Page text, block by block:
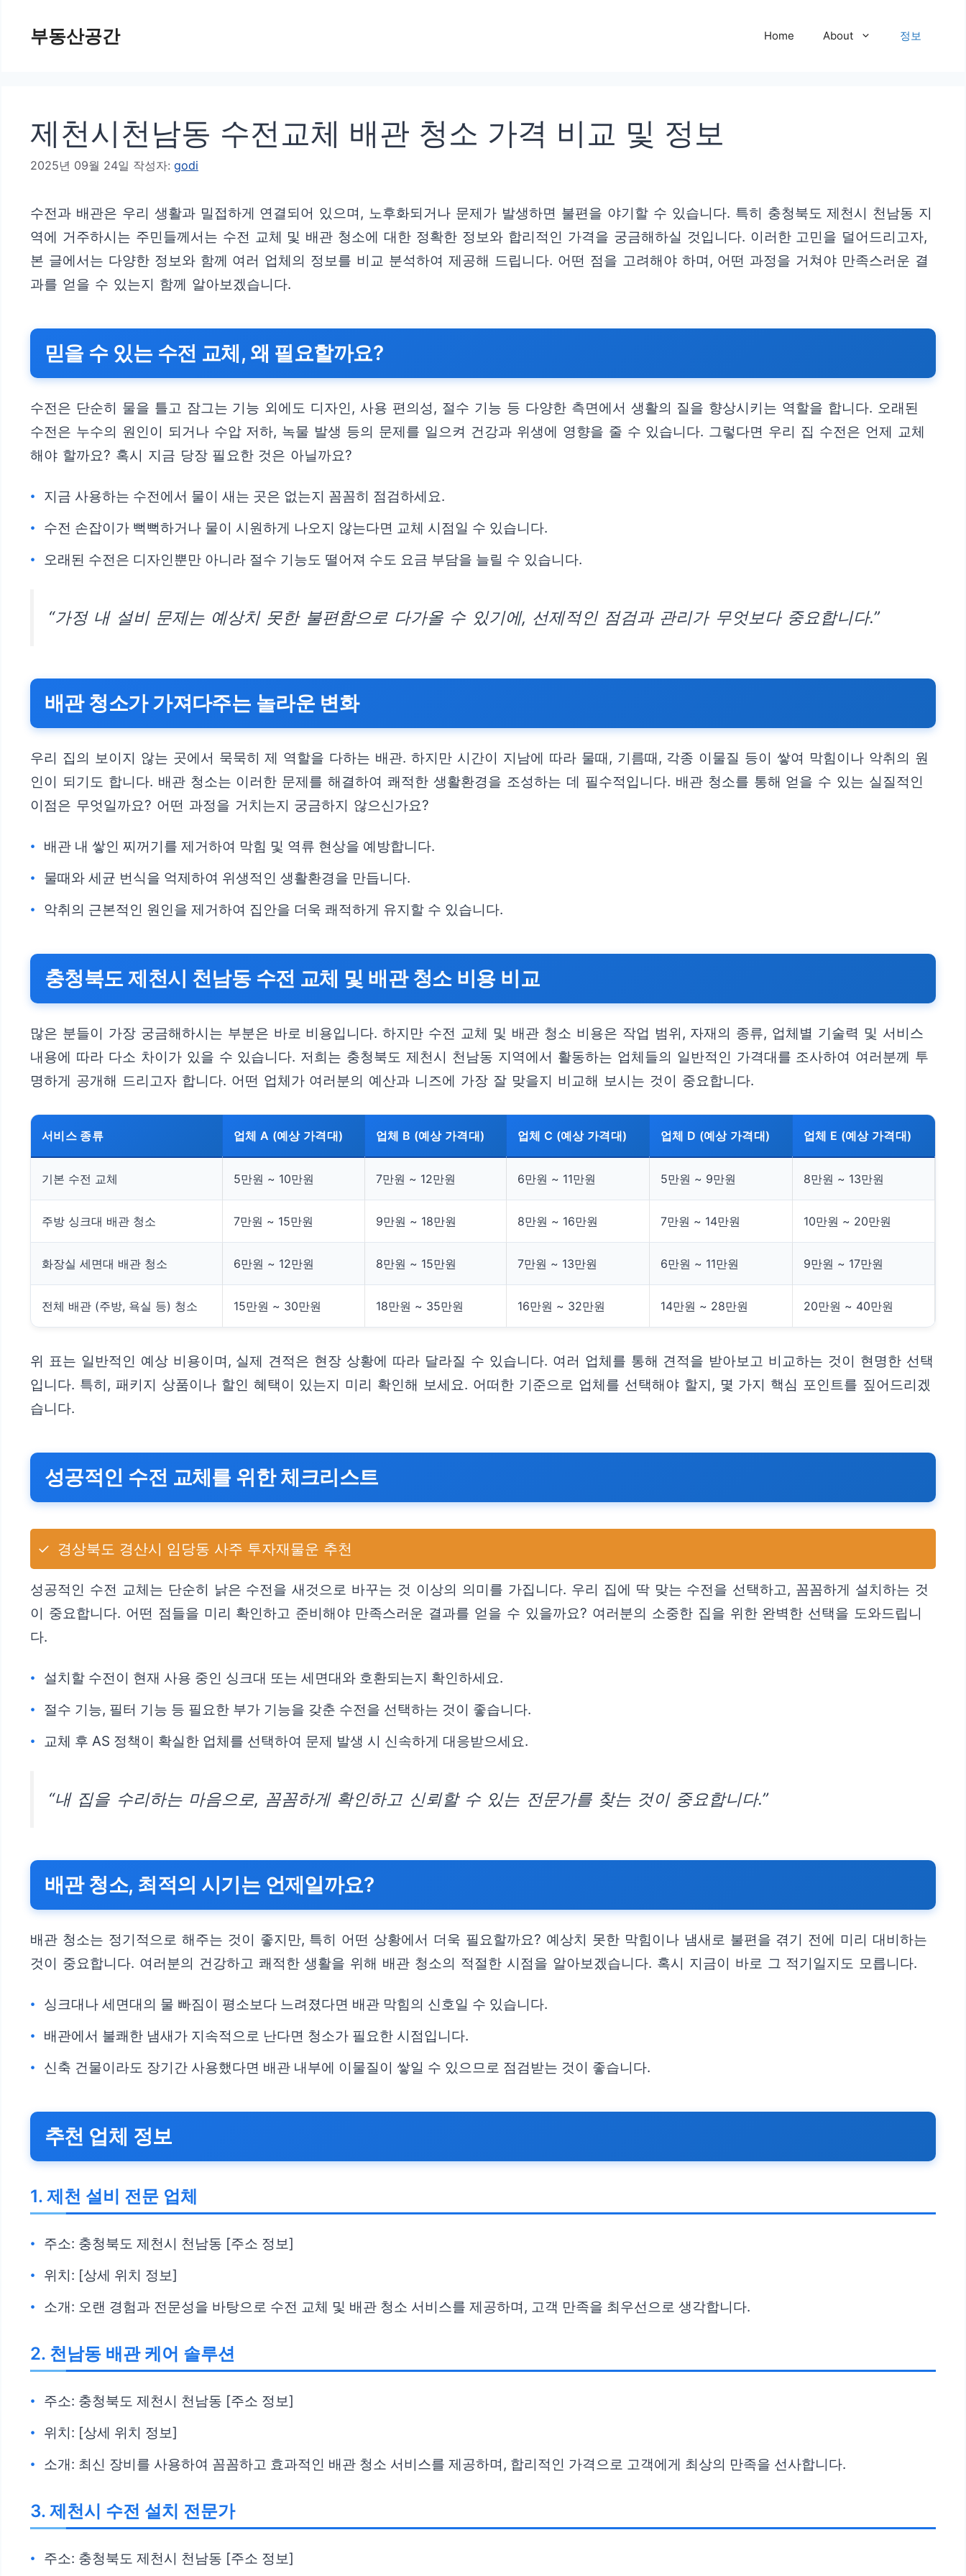
부동산공간 Home About 정보
제천시천남동 수전교체 배관 청소 가격 비교 및 정보
2025년 09월 24일 작성자: godi
수전과 배관은 우리 생활과 밀접하게 연결되어 있으며, 노후화되거나 문제가 발생하면 불편을 야기할 수 있습니다. 특히 충청북도 제천시 천남동 지
역에 거주하시는 주민들께서는 수전 교체 및 배관 청소에 대한 정확한 정보와 합리적인 가격을 궁금해하실 것입니다. 이러한 고민을 덜어드리고자,
본 글에서는 다양한 정보와 함께 여러 업체의 정보를 비교 분석하여 제공해 드립니다. 어떤 점을 고려해야 하며, 어떤 과정을 거쳐야 만족스러운 결
과를 얻을 수 있는지 함께 알아보겠습니다.
믿을 수 있는 수전 교체, 왜 필요할까요?
수전은 단순히 물을 틀고 잠그는 기능 외에도 디자인, 사용 편의성, 절수 기능 등 다양한 측면에서 생활의 질을 향상시키는 역할을 합니다. 오래된
수전은 누수의 원인이 되거나 수압 저하, 녹물 발생 등의 문제를 일으켜 건강과 위생에 영향을 줄 수 있습니다. 그렇다면 우리 집 수전은 언제 교체
해야 할까요? 혹시 지금 당장 필요한 것은 아닐까요?
지금 사용하는 수전에서 물이 새는 곳은 없는지 꼼꼼히 점검하세요.
수전 손잡이가 뻑뻑하거나 물이 시원하게 나오지 않는다면 교체 시점일 수 있습니다.
오래된 수전은 디자인뿐만 아니라 절수 기능도 떨어져 수도 요금 부담을 늘릴 수 있습니다.
“가정 내 설비 문제는 예상치 못한 불편함으로 다가올 수 있기에, 선제적인 점검과 관리가 무엇보다 중요합니다.”
배관 청소가 가져다주는 놀라운 변화
우리 집의 보이지 않는 곳에서 묵묵히 제 역할을 다하는 배관. 하지만 시간이 지남에 따라 물때, 기름때, 각종 이물질 등이 쌓여 막힘이나 악취의 원
인이 되기도 합니다. 배관 청소는 이러한 문제를 해결하여 쾌적한 생활환경을 조성하는 데 필수적입니다. 배관 청소를 통해 얻을 수 있는 실질적인
이점은 무엇일까요? 어떤 과정을 거치는지 궁금하지 않으신가요?
배관 내 쌓인 찌꺼기를 제거하여 막힘 및 역류 현상을 예방합니다.
물때와 세균 번식을 억제하여 위생적인 생활환경을 만듭니다.
악취의 근본적인 원인을 제거하여 집안을 더욱 쾌적하게 유지할 수 있습니다.
충청북도 제천시 천남동 수전 교체 및 배관 청소 비용 비교
많은 분들이 가장 궁금해하시는 부분은 바로 비용입니다. 하지만 수전 교체 및 배관 청소 비용은 작업 범위, 자재의 종류, 업체별 기술력 및 서비스
내용에 따라 다소 차이가 있을 수 있습니다. 저희는 충청북도 제천시 천남동 지역에서 활동하는 업체들의 일반적인 가격대를 조사하여 여러분께 투
명하게 공개해 드리고자 합니다. 어떤 업체가 여러분의 예산과 니즈에 가장 잘 맞을지 비교해 보시는 것이 중요합니다.
서비스 종류 업체 A (예상 가격대) 업체 B (예상 가격대) 업체 C (예상 가격대) 업체 D (예상 가격대) 업체 E (예상 가격대)
기본 수전 교체 5만원 ~ 10만원 7만원 ~ 12만원 6만원 ~ 11만원 5만원 ~ 9만원 8만원 ~ 13만원
주방 싱크대 배관 청소 7만원 ~ 15만원 9만원 ~ 18만원 8만원 ~ 16만원 7만원 ~ 14만원 10만원 ~ 20만원
화장실 세면대 배관 청소 6만원 ~ 12만원 8만원 ~ 15만원 7만원 ~ 13만원 6만원 ~ 11만원 9만원 ~ 17만원
전체 배관 (주방, 욕실 등) 청소 15만원 ~ 30만원 18만원 ~ 35만원 16만원 ~ 32만원 14만원 ~ 28만원 20만원 ~ 40만원
위 표는 일반적인 예상 비용이며, 실제 견적은 현장 상황에 따라 달라질 수 있습니다. 여러 업체를 통해 견적을 받아보고 비교하는 것이 현명한 선택
입니다. 특히, 패키지 상품이나 할인 혜택이 있는지 미리 확인해 보세요. 어떠한 기준으로 업체를 선택해야 할지, 몇 가지 핵심 포인트를 짚어드리겠
습니다.
성공적인 수전 교체를 위한 체크리스트
✓ 경상북도 경산시 임당동 사주 투자재물운 추천
성공적인 수전 교체는 단순히 낡은 수전을 새것으로 바꾸는 것 이상의 의미를 가집니다. 우리 집에 딱 맞는 수전을 선택하고, 꼼꼼하게 설치하는 것
이 중요합니다. 어떤 점들을 미리 확인하고 준비해야 만족스러운 결과를 얻을 수 있을까요? 여러분의 소중한 집을 위한 완벽한 선택을 도와드립니
다.
설치할 수전이 현재 사용 중인 싱크대 또는 세면대와 호환되는지 확인하세요.
절수 기능, 필터 기능 등 필요한 부가 기능을 갖춘 수전을 선택하는 것이 좋습니다.
교체 후 AS 정책이 확실한 업체를 선택하여 문제 발생 시 신속하게 대응받으세요.
“내 집을 수리하는 마음으로, 꼼꼼하게 확인하고 신뢰할 수 있는 전문가를 찾는 것이 중요합니다.”
배관 청소, 최적의 시기는 언제일까요?
배관 청소는 정기적으로 해주는 것이 좋지만, 특히 어떤 상황에서 더욱 필요할까요? 예상치 못한 막힘이나 냄새로 불편을 겪기 전에 미리 대비하는
것이 중요합니다. 여러분의 건강하고 쾌적한 생활을 위해 배관 청소의 적절한 시점을 알아보겠습니다. 혹시 지금이 바로 그 적기일지도 모릅니다.
싱크대나 세면대의 물 빠짐이 평소보다 느려졌다면 배관 막힘의 신호일 수 있습니다.
배관에서 불쾌한 냄새가 지속적으로 난다면 청소가 필요한 시점입니다.
신축 건물이라도 장기간 사용했다면 배관 내부에 이물질이 쌓일 수 있으므로 점검받는 것이 좋습니다.
추천 업체 정보
1. 제천 설비 전문 업체
주소: 충청북도 제천시 천남동 [주소 정보]
위치: [상세 위치 정보]
소개: 오랜 경험과 전문성을 바탕으로 수전 교체 및 배관 청소 서비스를 제공하며, 고객 만족을 최우선으로 생각합니다.
2. 천남동 배관 케어 솔루션
주소: 충청북도 제천시 천남동 [주소 정보]
위치: [상세 위치 정보]
소개: 최신 장비를 사용하여 꼼꼼하고 효과적인 배관 청소 서비스를 제공하며, 합리적인 가격으로 고객에게 최상의 만족을 선사합니다.
3. 제천시 수전 설치 전문가
주소: 충청북도 제천시 천남동 [주소 정보]